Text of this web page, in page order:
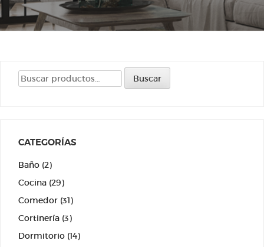
Buscar
por:
Buscar
CATEGORÍAS
Baño (2)
Cocina (29)
Comedor (31)
Cortinería (3)
Dormitorio (14)